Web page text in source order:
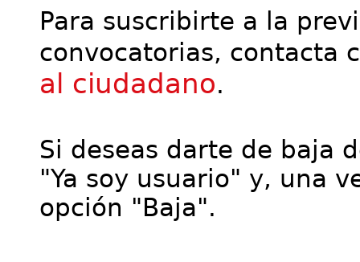
Para suscribirte a la
convocatorias, contacta
al ciudadano.
Si deseas darte de baja
"Ya soy usuario" y, una
opción "Baja".